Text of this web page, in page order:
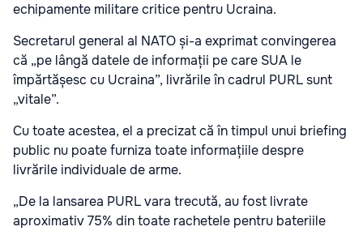
echipamente militare critice pentru Ucraina.
Secretarul general al NATO și-a exprimat convingerea
că „pe lângă datele de informații pe care SUA le
împărtășesc cu Ucraina”, livrările în cadrul PURL sunt
„vitale”.
Cu toate acestea, el a precizat că în timpul unui briefing
public nu poate furniza toate informațiile despre
livrările individuale de arme.
„De la lansarea PURL vara trecută, au fost livrate
aproximativ 75% din toate rachetele pentru bateriile